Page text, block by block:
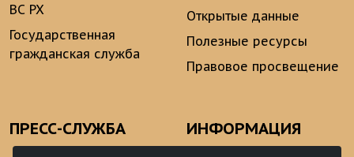
ВС РХ
Государственная
гражданская служба
Открытые данные
Полезные ресурсы
Правовое просвещение
ПРЕСС-СЛУЖБА ИНФОРМАЦИЯ